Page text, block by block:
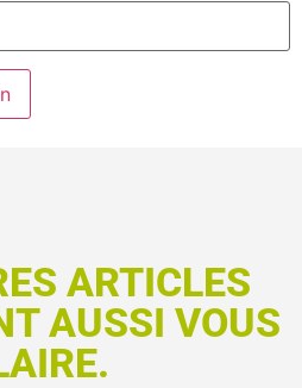
ARTICLES
AUSSI VOUS